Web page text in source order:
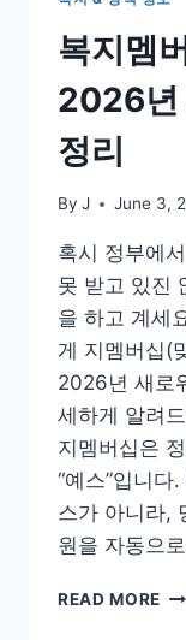
행)
복지멤
2026년
정리
By J June 3,
혹시 정부에
못 받고 있진
을 하고 계세
게 지멤버십(
2026년 새로
세하게 알려
지멤버십은
“예스”입니다
스가 아니라,
원을 자동으
READ MORE 복